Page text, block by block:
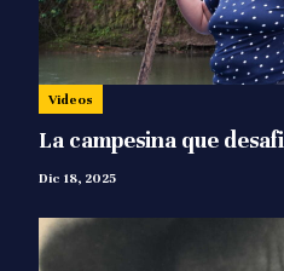
Videos
La campesina que
Dic 18, 2025